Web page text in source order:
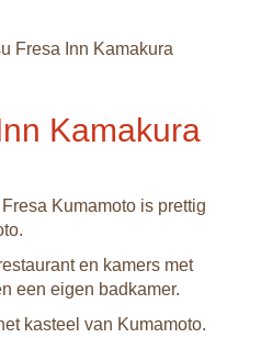
Fresa Inn Kamakura
Kamakura
Kumamoto is prettig
en kamers met
een eigen badkamer.
kasteel van Kumamoto.